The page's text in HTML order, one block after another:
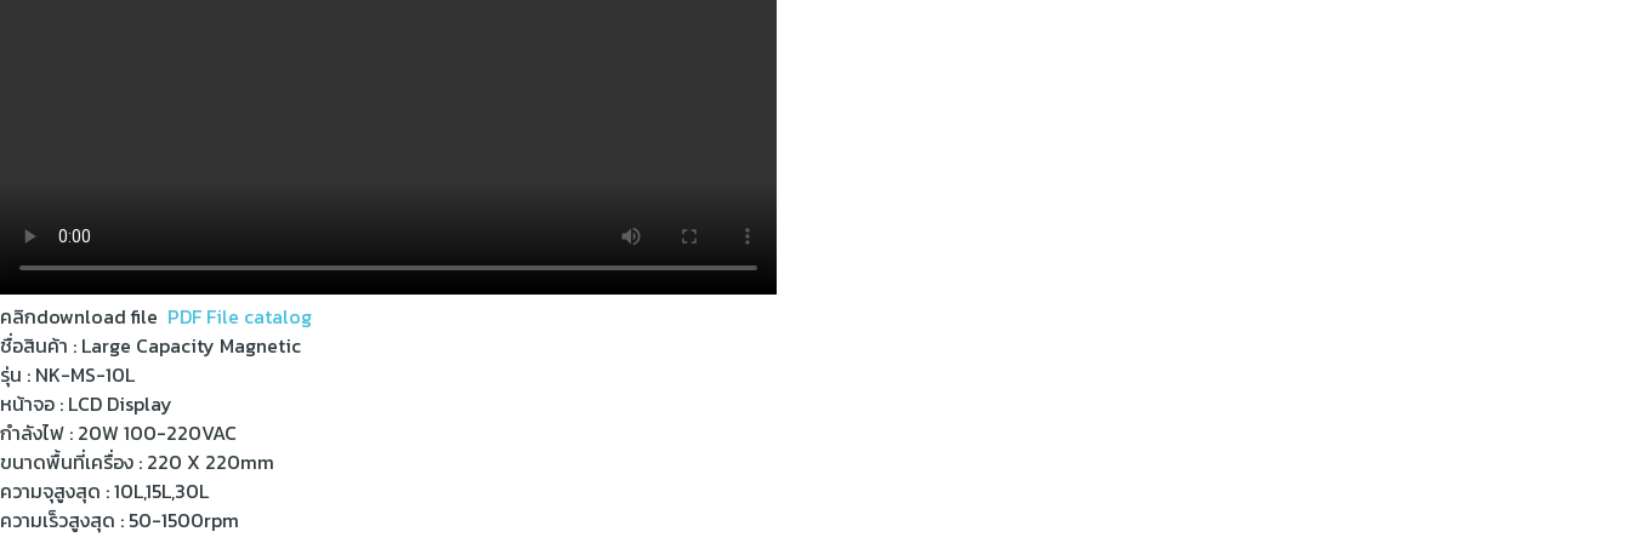
คลิกdownload file PDF File catalog
ชื่อสินค้า : Large Capacity Magnetic
รุ่น : NK-MS-10L
หน้าจอ : LCD Display
กำลังไฟ : 20W 100-220VAC
ขนาดพื้นที่เครื่อง : 220 X 220mm
ความจุสูงสุด : 10L,15L,30L
ความเร็วสูงสุด : 50-1500rpm